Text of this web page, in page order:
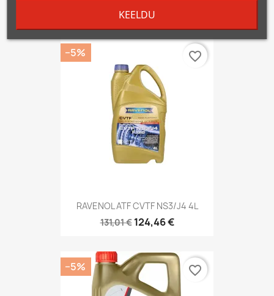
467,91 € 444,51 €
RAVENOL ATF CVTF NS3/J4 4L
131,01 € 124,46 €
−5% favorite_border
−5% favorite_border
KEELDU